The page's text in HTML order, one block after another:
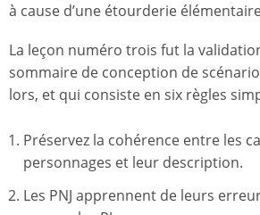
à cause d’une étourderie
La leçon numéro trois fut la
sommaire de conception de
lors, et qui consiste en six règles
Préservez la cohérence entre les
personnages et leur description.
Les PNJ apprennent de leurs